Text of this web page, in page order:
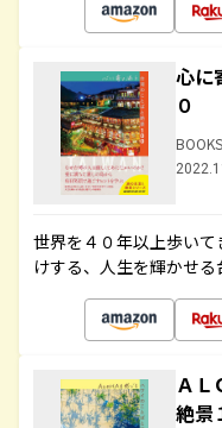
心に
０
世界を４０年以上歩い
けする、人生を輝かせ
ＡＬ
絶景